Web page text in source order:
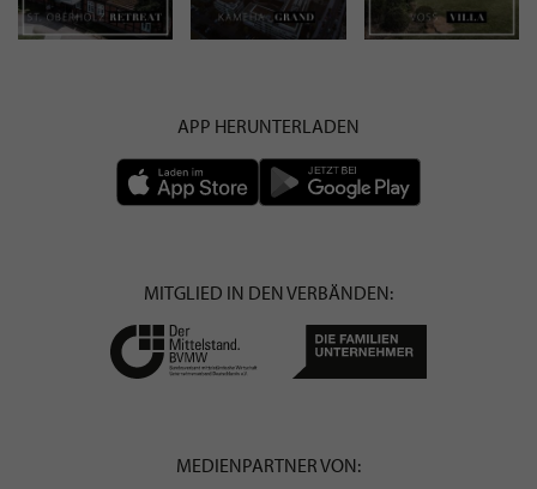
APP HERUNTERLADEN
MITGLIED IN DEN VERBÄNDEN:
MEDIENPARTNER VON: